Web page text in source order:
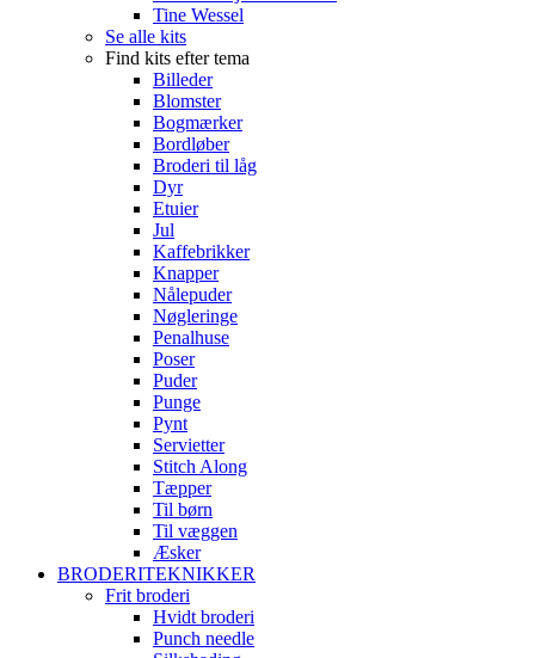
Tine Wessel
Se alle kits
Find kits efter tema
Billeder
Blomster
Bogmærker
Bordløber
Broderi til låg
Dyr
Etuier
Jul
Kaffebrikker
Knapper
Nålepuder
Nøgleringe
Penalhuse
Poser
Puder
Punge
Pynt
Servietter
Stitch Along
Tæpper
Til børn
Til væggen
Æsker
BRODERITEKNIKKER
Frit broderi
Hvidt broderi
Punch needle